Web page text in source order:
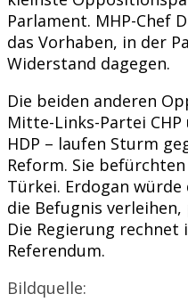
Parlament. MHP-Chef
das Vorhaben, in der
Widerstand dagegen.
Die beiden anderen
Mitte-Links-Partei
HDP – laufen Sturm
Reform. Sie
Türkei. Erdogan
die Befugnis
Die Regierung
Referendum.
Bildquelle: